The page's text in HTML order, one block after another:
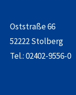
Oststraße 66
52222 Stolberg
Tel.:02402-9556-0